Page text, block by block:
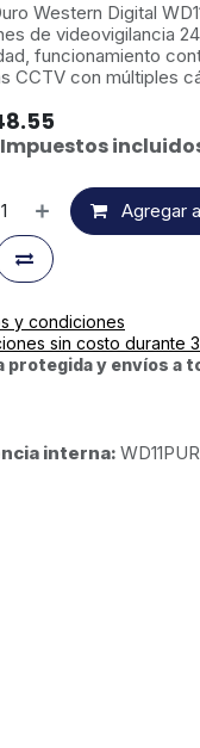
Western Digital
de videovigilancia
funcionamiento
CCTV con múltiples
Impuestos
Agregar
y condiciones
sin costo durante
protegida y envíos a
interna: